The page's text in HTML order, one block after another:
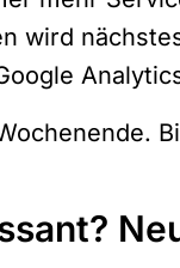
wird